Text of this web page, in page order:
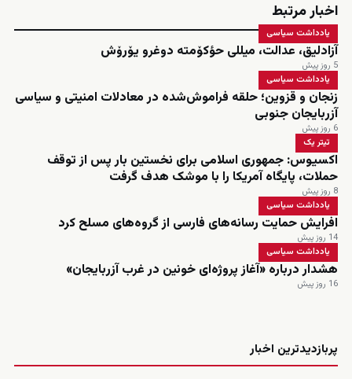
اخبار مرتبط
یادداشت سیاسی
آزادلیق، عدالت، میللی حؤکۆمته دوغرو یۆرۆش
5 روز پیش
یادداشت سیاسی
زنجان و قزوین؛ حلقه فراموش‌شده در معادلات امنیتی و سیاسی
آزربایجان جنوبی
6 روز پیش
تیتر یک
اکسیوس: جمهوری اسلامی برای نخستین بار پس از توقف
حملات، پایگاه آمریکا را با موشک هدف گرفت
8 روز پیش
یادداشت سیاسی
افرایش حمایت رسانه‌های فارسی از گروه‌های مسلح کرد
14 روز پیش
یادداشت سیاسی
هشدار درباره «آغاز پروژه‌ای خونین در غرب آزربایجان»
16 روز پیش
پربازدیدترین اخبار